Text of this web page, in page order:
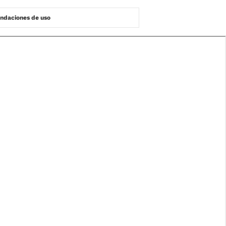
de uso